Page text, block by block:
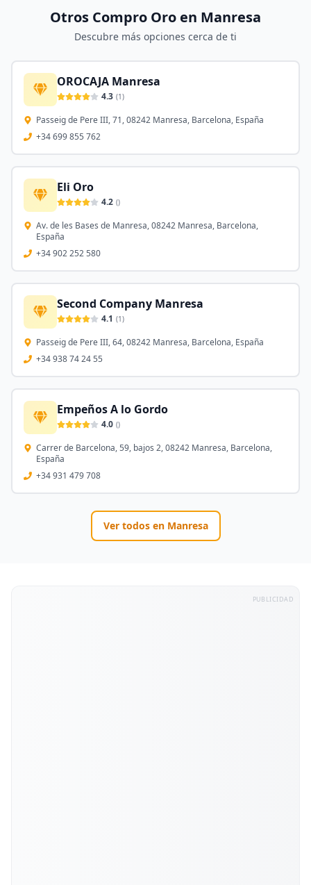
Otros Compro Oro en Manresa
Descubre más opciones cerca de ti
OROCAJA Manresa
4.3 (1)
Passeig de Pere III, 71, 08242 Manresa, Barcelona, España
+34 699 855 762
Eli Oro
4.2 ()
Av. de les Bases de Manresa, 08242 Manresa, Barcelona,
España
+34 902 252 580
Second Company Manresa
4.1 (1)
Passeig de Pere III, 64, 08242 Manresa, Barcelona, España
+34 938 74 24 55
Empeños A lo Gordo
4.0 ()
Carrer de Barcelona, 59, bajos 2, 08242 Manresa, Barcelona,
España
+34 931 479 708
Ver todos en Manresa
PUBLICIDAD